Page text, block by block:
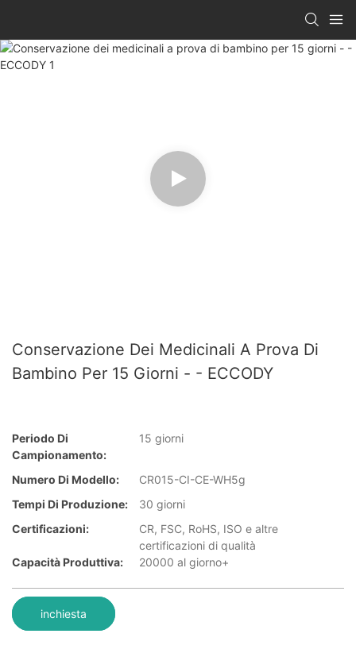
Conservazione Dei Medicinali A Prova Di
Bambino Per 15 Giorni - - ECCODY
Periodo Di
Campionamento:
15 giorni
Numero Di Modello:
CR015-CI-CE-WH5g
Tempi Di Produzione:
30 giorni
Certificazioni:
CR, FSC, RoHS, ISO e altre
certificazioni di qualità
Capacità Produttiva:
20000 al giorno+
inchiesta